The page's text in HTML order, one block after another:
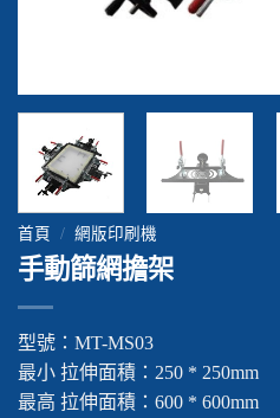
首頁 / 網版印刷機
手動篩網擔架
型號：MT-MS03
最小 拉伸面積：250 * 250mm
最高 拉伸面積：600 * 600mm